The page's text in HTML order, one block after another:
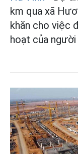
km qua xã
khăn cho việc
hoạt của người